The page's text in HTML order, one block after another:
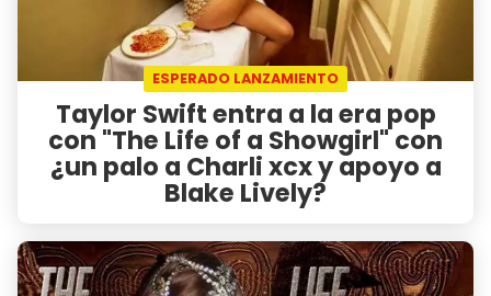
ESPERADO LANZAMIENTO
Taylor Swift entra a la era pop
con "The Life of a Showgirl" con
¿un palo a Charli xcx y apoyo a
Blake Lively?